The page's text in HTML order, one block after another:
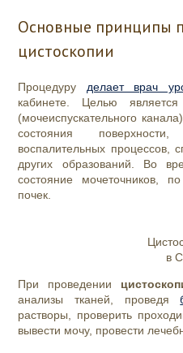
Основные принципы
цистоскопии
Процедуру делает врач
кабинете. Целью
(мочеиспускательного
состояния
воспалительных процессов,
других образований. Во
состояние мочеточников,
почек.
в
При проведении
анализы тканей, проведя
растворы, проверить
вывести мочу, провести